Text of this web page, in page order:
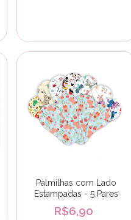
Palmilhas com Lado
Estampadas - 5 Pares
R$6,90